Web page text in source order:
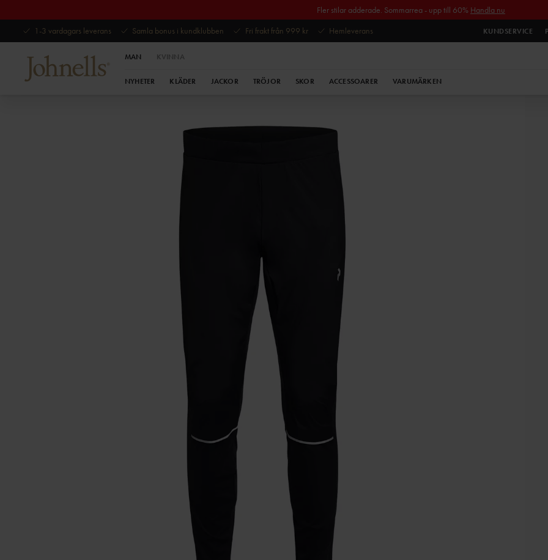
Fler stilar adderade. Sommarrea - upp till 60% Handla nu
1-3 vardagars leverans
Samla bonus i kundklubben Fri frakt från 999 kr Hemleverans KUNDSERVICE
MAN KVINNA
NYHETER KLÄDER JACKOR TRÖJOR SKOR ACCESSOARER VARUMÄRKEN